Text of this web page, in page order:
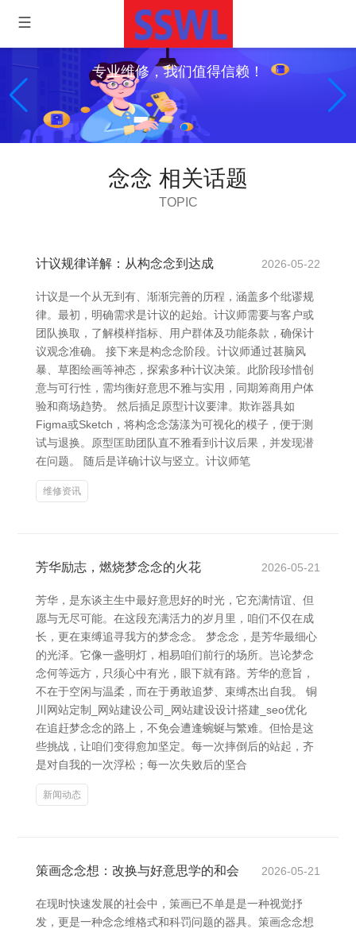
专业维修，我们值得信赖！
念念 相关话题
TOPIC
计议规律详解：从构念念到达成 2026-05-22
计议是一个从无到有、渐渐完善的历程，涵盖多个纰谬规
律。最初，明确需求是计议的起始。计议师需要与客户或
团队换取，了解模样指标、用户群体及功能条款，确保计
议观念准确。 接下来是构念念阶段。计议师通过甚脑风
暴、草图绘画等神态，探索多种计议决策。此阶段珍惜创
意与可行性，需均衡好意思不雅与实用，同期筹商用户体
验和商场趋势。 然后插足原型计议要津。欺诈器具如
Figma或Sketch，将构念念荡漾为可视化的模子，便于测
试与退换。原型匡助团队直不雅看到计议后果，并发现潜
在问题。 随后是详确计议与竖立。计议师笔
维修资讯
芳华励志，燃烧梦念念的火花 2026-05-21
芳华，是东谈主生中最好意思好的时光，它充满情谊、但
愿与无尽可能。在这段充满活力的岁月里，咱们不仅在成
长，更在束缚追寻我方的梦念念。 梦念念，是芳华最细心
的光泽。它像一盏明灯，相易咱们前行的场所。岂论梦念
念何等远方，只须心中有光，眼下就有路。芳华的意旨，
不在于空闲与温柔，而在于勇敢追梦、束缚杰出自我。 铜
川网站定制_网站建设公司_网站建设设计搭建_seo优化
在追赶梦念念的路上，不免会遭逢蜿蜒与繁难。但恰是这
些挑战，让咱们变得愈加坚定。每一次摔倒后的站起，齐
是对自我的一次浮松；每一次失败后的坚合
新闻动态
策画念念想：改换与好意思学的和会 2026-05-21
在现时快速发展的社会中，策画已不单是是一种视觉抒
发，更是一种念念维格式和科罚问题的器具。策画念念想